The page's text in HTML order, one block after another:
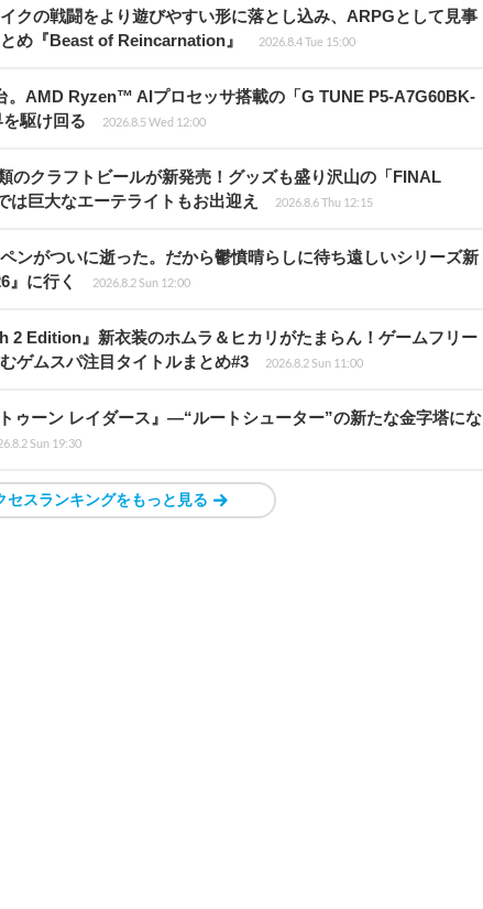
クの戦闘をより遊びやすい形に落とし込み、ARPGとして見事
め『Beast of Reincarnation』
2026.8.4 Tue 15:00
。AMD Ryzen™ AIプロセッサ搭載の「G TUNE P5-A7G60BK-
駆け回る
2026.8.5 Wed 12:00
のクラフトビールが新発売！グッズも盛り沢山の「FINAL
は巨大なエーテライトもお出迎え
2026.8.6 Thu 12:15
ンがついに逝った。だから鬱憤晴らしに待ち遠しいシリーズ新
』に行く
2026.8.2 Sun 12:00
2 Edition』新衣装のホムラ＆ヒカリがたまらん！ゲームフリー
ゲムスパ注目タイトルまとめ#3
2026.8.2 Sun 11:00
ゥーン レイダース』―“ルートシューター”の新たな金字塔にな
Sun 19:30
セスランキングをもっと見る